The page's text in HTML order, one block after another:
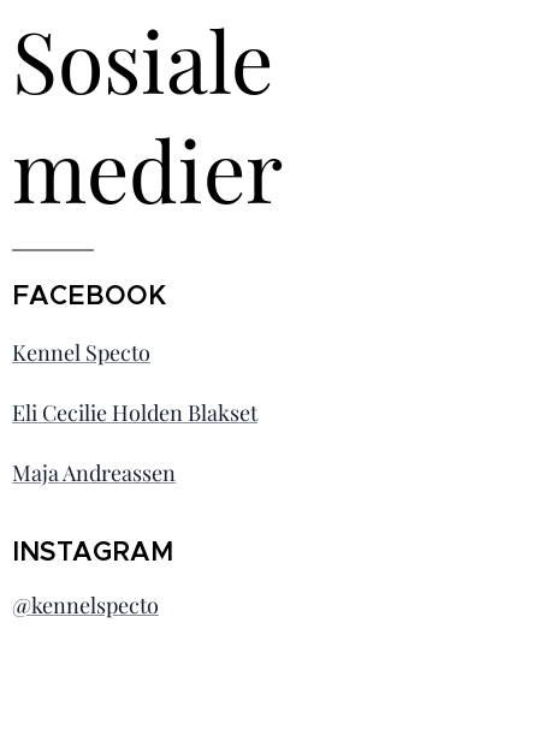
Sosiale
medier
FACEBOOK
Kennel Specto
Eli Cecilie Holden Blakset
Maja Andreassen
INSTAGRAM
@kennelspecto